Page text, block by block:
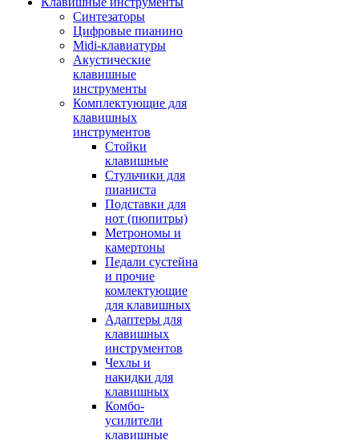
Синтезаторы
Цифровые пианино
Midi-клавиатуры
Акустические
клавишные
инструменты
Комплектующие для
клавишных
инструментов
Стойки
клавишные
Стульчики для
пианиста
Подставки для
нот (пюпитры)
Метрономы и
камертоны
Педали сустейна
и прочие
комлектующие
для клавишных
Адаптеры для
клавишных
инструментов
Чехлы и
накидки для
клавишных
Комбо-
усилители
клавишные